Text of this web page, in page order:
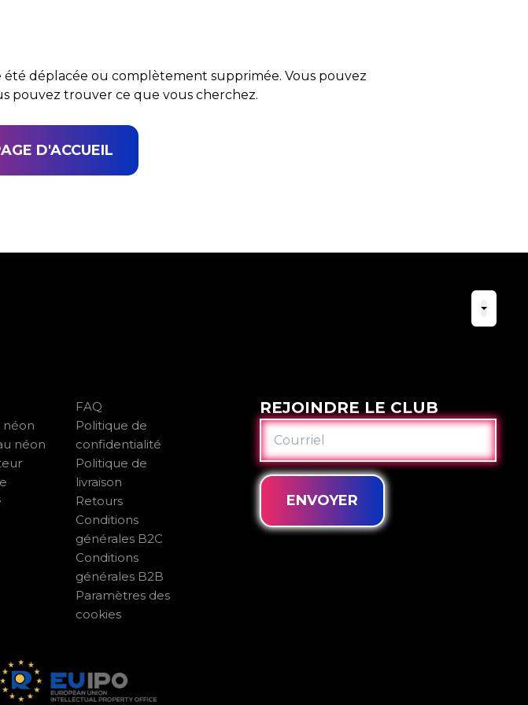
été déplacée ou complètement supprimée. Vous pouvez
pouvez trouver ce que vous cherchez.
D'ACCUEIL
néon
néon
FAQ
Politique de
confidentialité
Politique de
livraison
Retours
Conditions
générales B2C
Conditions
générales B2B
Paramètres des
cookies
REJOINDRE LE CLUB
COURRIEL
ENVOYER